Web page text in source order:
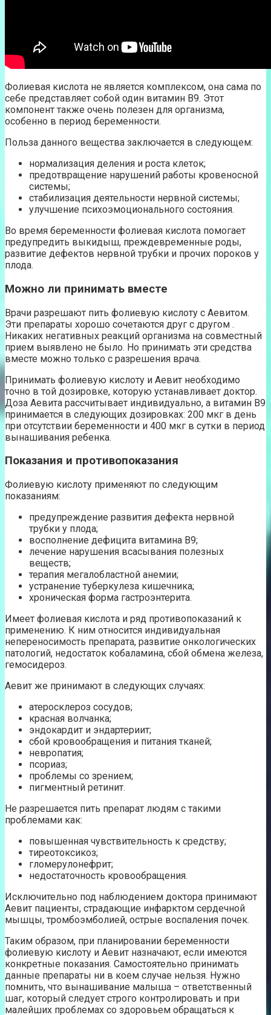
Фолиевая кислота не является комплексом, она сама по
себе представляет собой один витамин В9. Этот
компонент также очень полезен для организма,
особенно в период беременности.
Польза данного вещества заключается в следующем:
нормализация деления и роста клеток;
предотвращение нарушений работы кровеносной
системы;
стабилизация деятельности нервной системы;
улучшение психоэмоционального состояния.
Во время беременности фолиевая кислота помогает
предупредить выкидыш, преждевременные роды,
развитие дефектов нервной трубки и прочих пороков у
плода.
Можно ли принимать вместе
Врачи разрешают пить фолиевую кислоту с Аевитом.
Эти препараты хорошо сочетаются друг с другом .
Никаких негативных реакций организма на совместный
прием выявлено не было. Но принимать эти средства
вместе можно только с разрешения врача.
Принимать фолиевую кислоту и Аевит необходимо
точно в той дозировке, которую устанавливает доктор.
Доза Аевита рассчитывает индивидуально, а витамин В9
принимается в следующих дозировках: 200 мкг в день
при отсутствии беременности и 400 мкг в сутки в период
вынашивания ребенка.
Показания и противопоказания
Фолиевую кислоту применяют по следующим
показаниям:
предупреждение развития дефекта нервной
трубки у плода;
восполнение дефицита витамина В9;
лечение нарушения всасывания полезных
веществ;
терапия мегалобластной анемии;
устранение туберкулеза кишечника;
хроническая форма гастроэнтерита.
Имеет фолиевая кислота и ряд противопоказаний к
применению. К ним относится индивидуальная
непереносимость препарата, развитие онкологических
патологий, недостаток кобаламина, сбой обмена железа,
гемосидероз.
Аевит же принимают в следующих случаях:
атеросклероз сосудов;
красная волчанка;
эндокардит и эндартериит;
сбой кровообращения и питания тканей;
невропатия;
псориаз;
проблемы со зрением;
пигментный ретинит.
Не разрешается пить препарат людям с такими
проблемами как:
повышенная чувствительность к средству;
тиреотоксикоз;
гломерулонефрит;
недостаточность кровообращения.
Исключительно под наблюдением доктора принимают
Аевит пациенты, страдающие инфарктом сердечной
мышцы, тромбоэмболией, острые воспаления почек.
Таким образом, при планировании беременности
фолиевую кислоту и Аевит назначают, если имеются
конкретные показания. Самостоятельно принимать
данные препараты ни в коем случае нельзя. Нужно
помнить, что вынашивание малыша – ответственный
шаг, который следует строго контролировать и при
малейших проблемах со здоровьем обращаться к